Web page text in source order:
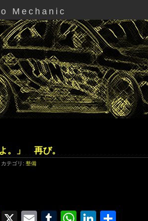
Mechanic
。」 再び。
テゴリ: 整備